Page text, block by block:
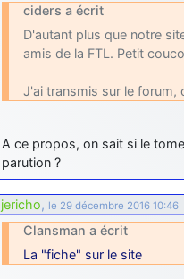
ciders a écrit
D'autant plus que notre
amis de la FTL. Petit
J'ai transmis sur le forum,
A ce propos, on sait si le
parution ?
jericho, le 29 décembre 2016 10:46
Clansman a écrit
La "fiche" sur le site